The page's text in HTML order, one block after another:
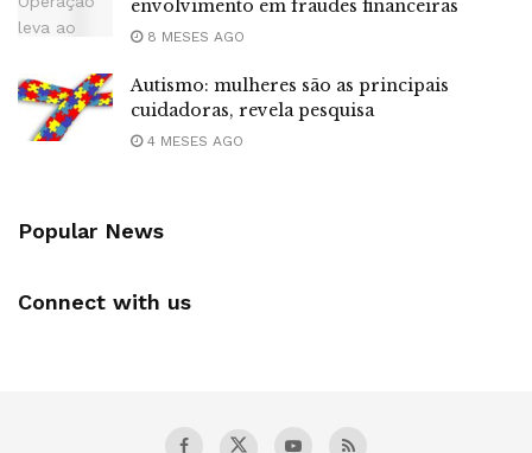
envolvimento em fraudes financeiras
8 MESES AGO
Autismo: mulheres são as principais
cuidadoras, revela pesquisa
4 MESES AGO
Popular News
Connect with us